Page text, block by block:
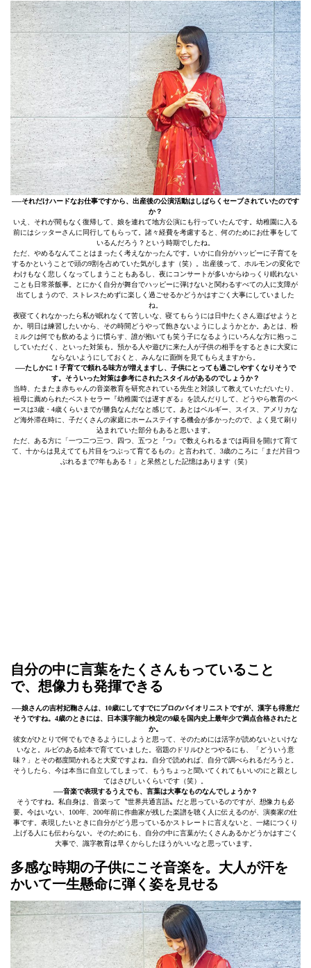
──それだけハードなお仕事ですから、出産後の公演活動はしばらくセーブされていたのです
か？
いえ、それが間もなく復帰して、娘を連れて地方公演にも行っていたんです。幼稚園に入る
前にはシッターさんに同行してもらって。諸々経費を考慮すると、何のためにお仕事をして
いるんだろう？という時期でしたね。
ただ、やめるなんてことはまったく考えなかったんです。いかに自分がハッピーに子育てを
するかということで頭の9割を占めていた気がします（笑）。出産後って、ホルモンの変化で
わけもなく悲しくなってしまうこともあるし、夜にコンサートが多いからゆっくり眠れない
ことも日常茶飯事。とにかく自分が舞台でハッピーに弾けないと関わるすべての人に支障が
出てしまうので、ストレスためずに楽しく過ごせるかどうかはすごく大事にしていました
ね。
夜寝てくれなかったら私が眠れなくて苦しいな、寝てもらうには日中たくさん遊ばせようと
か。明日は練習したいから、その時間どうやって飽きないようにしようかとか。あとは、粉
ミルクは何でも飲めるように慣らす、誰が抱いても笑う子になるようにいろんな方に抱っこ
していただく、といった対策も。預かる人や遊びに来た人が子供の相手をするときに大変に
ならないようにしておくと、みんなに面倒を見てもらえますから。
──たしかに！子育てで頼れる味方が増えますし、子供にとっても過ごしやすくなりそうで
す。そういった対策は参考にされたスタイルがあるのでしょうか？
当時、たまたま赤ちゃんの音楽教育を研究されている先生と対談して教えていただいたり、
祖母に薦められたベストセラー『幼稚園では遅すぎる』を読んだりして、どうやら教育のベ
ースは3歳・4歳くらいまでが勝負なんだなと感じて。あとはベルギー、スイス、アメリカな
ど海外滞在時に、子だくさんの家庭にホームステイする機会が多かったので、よく見て刷り
込まれていた部分もあると思います。
ただ、ある方に「一つ二つ三つ、四つ、五つと『つ』で数えられるまでは両目を開けて育て
て、十からは見えてても片目をつぶって育てるもの」と言われて、3歳のころに「まだ片目つ
ぶれるまで7年もある！」と呆然とした記憶はあります（笑）
自分の中に言葉をたくさんもっていること
で、想像力も発揮できる
──娘さんの吉村妃鞠さんは、10歳にしてすでにプロのバイオリニストですが、漢字も得意だ
そうですね。4歳のときには、日本漢字能力検定の9級を国内史上最年少で満点合格されたと
か。
彼女がひとりで何でもできるようにしようと思って、そのためには活字が読めないといけな
いなと。ルビのある絵本で育てていました。宿題のドリルひとつやるにも、「どういう意
味？」とその都度聞かれると大変ですよね。自分で読めれば、自分で調べられるだろうと。
そうしたら、今は本当に自立してしまって、もうちょっと聞いてくれてもいいのにと親とし
てはさびしいくらいです（笑）。
──音楽で表現するうえでも、言葉は大事なものなんでしょうか？
そうですね。私自身は、音楽って〝世界共通言語〟だと思っているのですが、想像力も必
要。今はいない、100年、200年前に作曲家が残した楽譜を聴く人に伝えるのが、演奏家の仕
事です。表現したいときに自分がどう思っているかストレートに言えないと、一緒につくり
上げる人にも伝わらない。そのためにも、自分の中に言葉がたくさんあるかどうかはすごく
大事で、識字教育は早くからしたほうがいいなと思っています。
多感な時期の子供にこそ音楽を。大人が汗を
かいて一生懸命に弾く姿を見せる